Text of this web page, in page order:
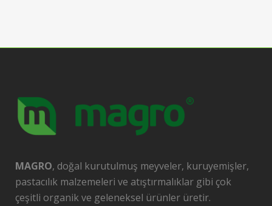
MAGRO, doğal kurutulmuş meyveler, kuruyemişler,
pastacılık malzemeleri ve atıştırmalıklar gibi çok
çeşitli organik ve geleneksel ürünler üretir.